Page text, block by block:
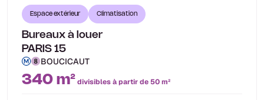
Espace extérieur Climatisation
Bureaux à louer
PARIS 15
BOUCICAUT
340 m²divisibles à partir de 50 m²